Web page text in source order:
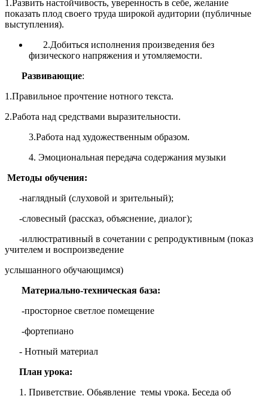
1.Развить настойчивость, уверенность в себе, желание
показать плод своего труда широкой аудитории (публичные
выступления).
2.Добиться исполнения произведения без
физического напряжения и утомляемости.
Развивающие:
1.Правильное прочтение нотного текста.
2.Работа над средствами выразительности.
3.Работа над художественным образом.
4. Эмоциональная передача содержания музыки
Методы обучения:
-наглядный (слуховой и зрительный);
-словесный (рассказ, объяснение, диалог);
-иллюстративный в сочетании с репродуктивным (показ
учителем и воспроизведение
услышанного обучающимся)
Материально-техническая база:
-просторное светлое помещение
-фортепиано
- Нотный материал
План урока:
1. Приветствие. Обьявление темы урока. Беседа об